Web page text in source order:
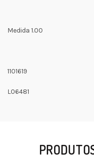
Medida 1.00
1101619
L06481